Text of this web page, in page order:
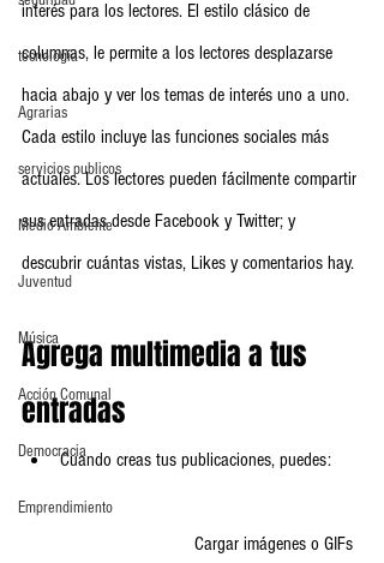
tecnología
Agrarias
servicios publicos
Medio Ambiente
Juventud
Música
Acción Comunal
Democracia
Emprendimiento
interés para los lectores. El estilo clásico de
columnas, le permite a los lectores desplazarse
hacia abajo y ver los temas de interés uno a uno.
Cada estilo incluye las funciones sociales más
actuales. Los lectores pueden fácilmente compartir
sus entradas desde Facebook y Twitter; y
descubrir cuántas vistas, Likes y comentarios hay.
Agrega multimedia a tus
entradas
Cuando creas tus publicaciones, puedes:
                            Cargar imágenes o GIFs